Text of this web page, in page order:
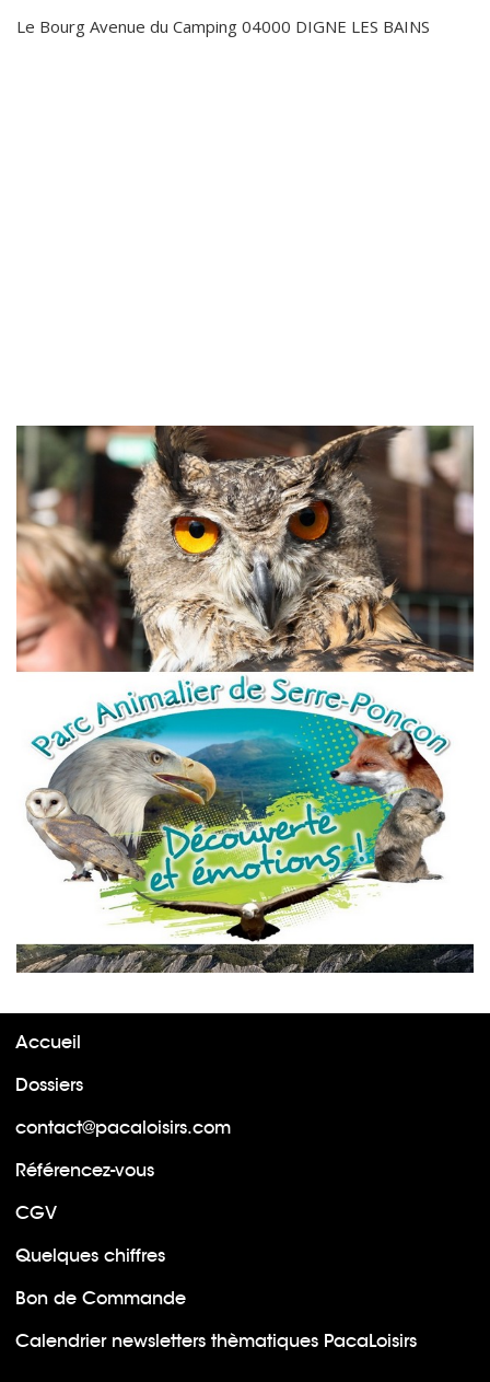
Le Bourg Avenue du Camping 04000 DIGNE LES BAINS
Accueil
Dossiers
contact@pacaloisirs.com
Référencez-vous
CGV
Quelques chiffres
Bon de Commande
Calendrier newsletters thèmatiques PacaLoisirs